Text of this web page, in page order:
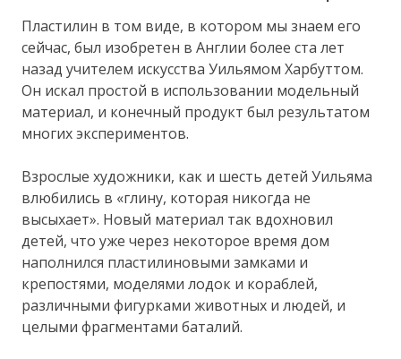
Пластилин в том виде, в котором мы знаем его
сейчас, был изобретен в Англии более ста лет
назад учителем искусства Уильямом Харбуттом.
Он искал простой в использовании модельный
материал, и конечный продукт был результатом
многих экспериментов.
Взрослые художники, как и шесть детей Уильяма
влюбились в «глину, которая никогда не
высыхает». Новый материал так вдохновил
детей, что уже через некоторое время дом
наполнился пластилиновыми замками и
крепостями, моделями лодок и кораблей,
различными фигурками животных и людей, и
целыми фрагментами баталий.